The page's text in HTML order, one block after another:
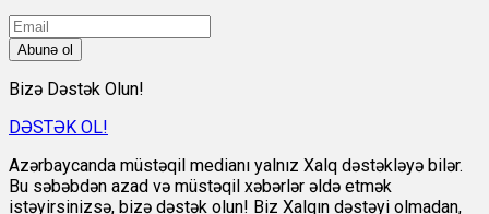
Abunə ol
Bizə Dəstək Olun!
DƏSTƏK OL!
Azərbaycanda müstəqil medianı yalnız Xalq dəstəkləyə bilər.
Bu səbəbdən azad və müstəqil xəbərlər əldə etmək
istəyirsinizsə, bizə dəstək olun! Biz Xalqın dəstəyi olmadan,